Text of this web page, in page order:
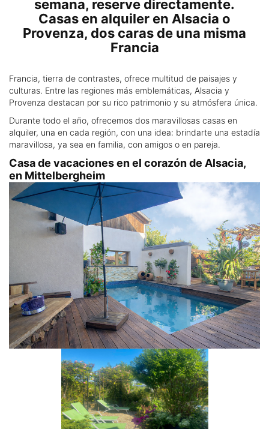
semana, reserve directamente.
Casas en alquiler en Alsacia o
Provenza, dos caras de una misma
Francia
Francia, tierra de contrastes, ofrece multitud de paisajes y
culturas. Entre las regiones más emblemáticas, Alsacia y
Provenza destacan por su rico patrimonio y su atmósfera única.
Durante todo el año, ofrecemos dos maravillosas casas en
alquiler, una en cada región, con una idea: brindarte una estadía
maravillosa, ya sea en familia, con amigos o en pareja.
Casa de vacaciones en el corazón de Alsacia,
en Mittelbergheim